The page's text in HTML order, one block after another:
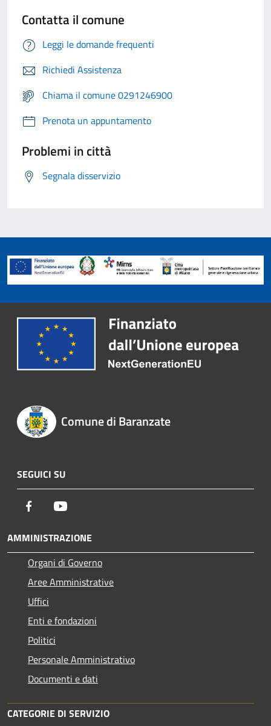
Contatta il comune
Leggi le domande frequenti
Richiedi Assistenza
Chiama il comune 0291246900
Prenota un appuntamento
Problemi in città
Segnala disservizio
Comune di Baranzate
SEGUICI SU
Facebook
AMMINISTRAZIONE
Organi di Governo
Aree Amministrative
Uffici
Enti e fondazioni
Politici
Personale Amministrativo
Documenti e dati
CATEGORIE DI SERVIZIO